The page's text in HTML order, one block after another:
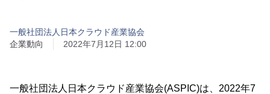
一般社団法人日本クラウド産業協会
企業動向
2022年7月12日 12:00
一般社団法人日本クラウド産業協会(ASPIC)は、2022年7